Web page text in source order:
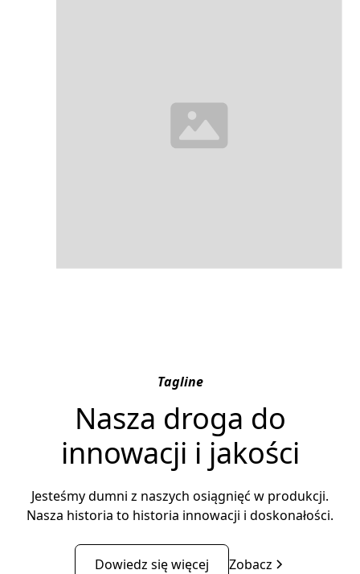
Tagline
Nasza droga do
innowacji i jakości
Jesteśmy dumni z naszych osiągnięć w produkcji.
Nasza historia to historia innowacji i doskonałości.
Dowiedz się więcej Zobacz